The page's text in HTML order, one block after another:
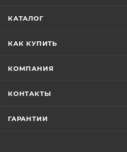
КАТАЛОГ
КАК КУПИТЬ
КОМПАНИЯ
КОНТАКТЫ
ГАРАНТИИ